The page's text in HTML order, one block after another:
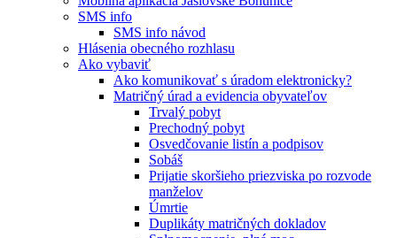
SMS info
SMS info návod
Hlásenia obecného rozhlasu
Ako vybaviť
Ako komunikovať s úradom elektronicky?
Matričný úrad a evidencia obyvateľov
Trvalý pobyt
Prechodný pobyt
Osvedčovanie listín a podpisov
Sobáš
Prijatie skoršieho priezviska po rozvode
manželov
Úmrtie
Duplikáty matričných dokladov